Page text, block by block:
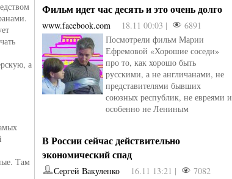
а
Там
Фильм идет час десять и это очень долго
www.facebook.com 18.11 00:03 |
6891
Посмотрели фильм Марии
Ефремовой «Хорошие соседи»
про то, как хорошо быть
русскими, а не англичанами, не
представителями бывших
союзных республик, не евреями и
особенно не Лениным
В России сейчас действительно
экономический спад
Сергей Вакуленко 16.11 13:21 |
7082